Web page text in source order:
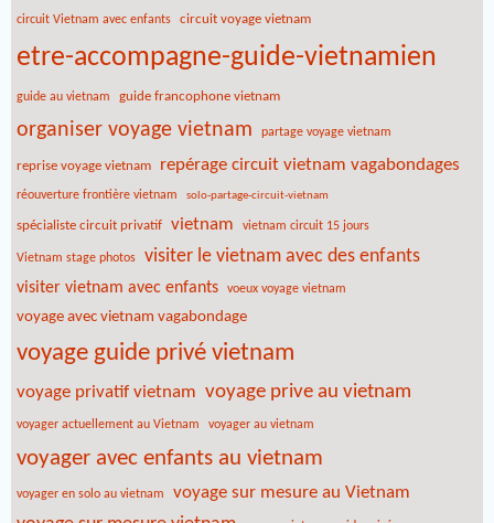
circuit Vietnam avec enfants circuit voyage vietnam
etre-accompagne-guide-vietnamien
guide au vietnam guide francophone vietnam
organiser voyage vietnam partage voyage vietnam
reprise voyage vietnam repérage circuit vietnam vagabondages
réouverture frontière vietnam solo-partage-circuit-vietnam
spécialiste circuit privatif vietnam vietnam circuit 15 jours
Vietnam stage photos visiter le vietnam avec des enfants
visiter vietnam avec enfants voeux voyage vietnam
voyage avec vietnam vagabondage
voyage guide privé vietnam
voyage privatif vietnam voyage prive au vietnam
voyager actuellement au Vietnam voyager au vietnam
voyager avec enfants au vietnam
voyager en solo au vietnam voyage sur mesure au Vietnam